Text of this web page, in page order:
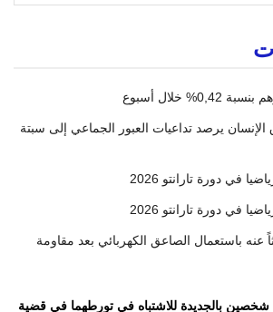
خلال أسبوع
يرصد تداعيات العبور الجماعي إلى سبتة
باستعمال الصاعق الكهربائي بعد مقاومة
بالجديدة للاشتباه في تورطهما في قضية